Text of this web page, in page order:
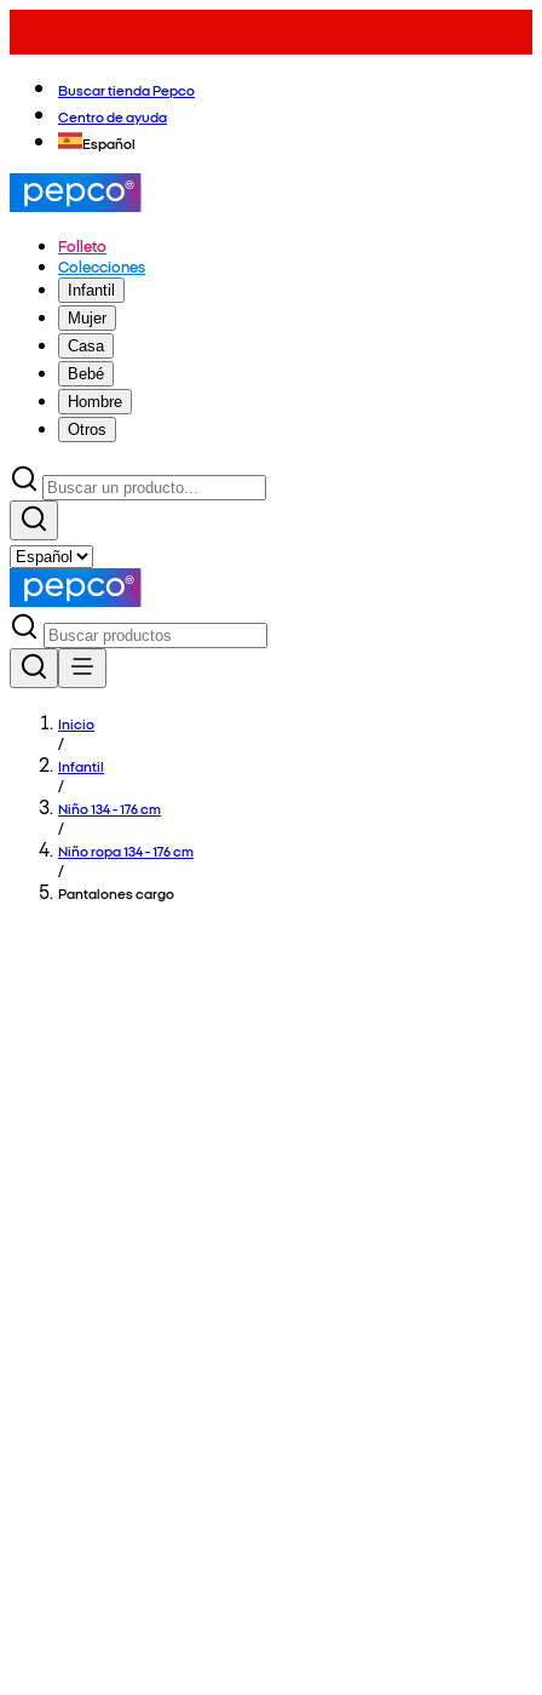
Buscar tienda Pepco
Centro de ayuda
Español
Folleto
Colecciones
Infantil
Mujer
Casa
Bebé
Hombre
Otros
Inicio
/
Infantil
/
Niño 134 - 176 cm
/
Niño ropa 134 - 176 cm
/
Pantalones cargo